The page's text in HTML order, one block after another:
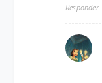
Responder